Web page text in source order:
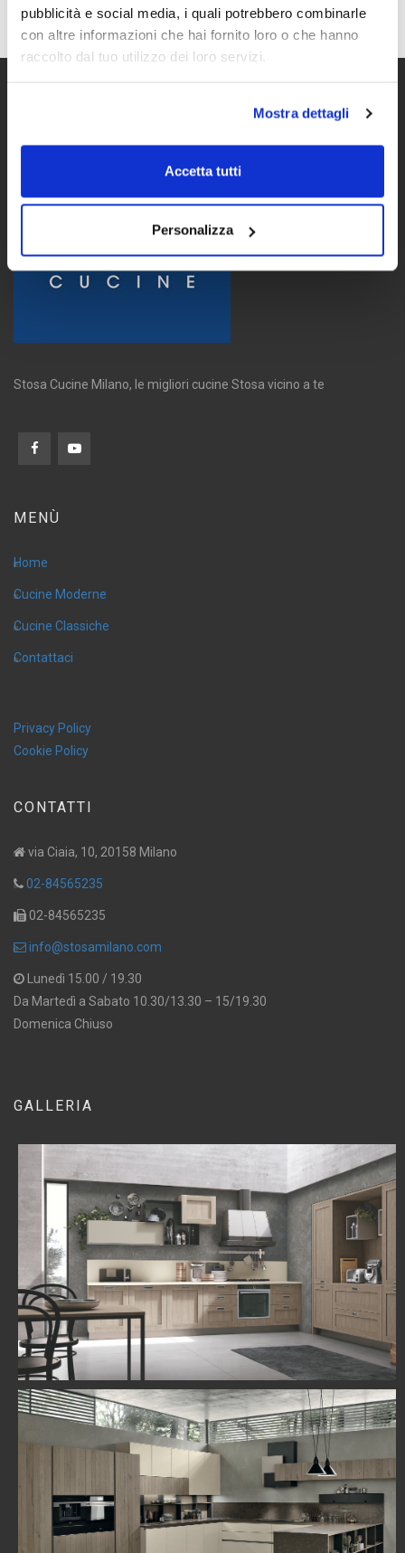
pubblicità e social media, i quali potrebbero combinarle
con altre informazioni che hai fornito loro o che hanno
raccolto dal tuo utilizzo dei loro servizi.
Mostra dettagli
Accetta tutti
Personalizza
esaurimento scorte presso i rivenditori aderenti.
Stosa Cucine Milano, le migliori cucine Stosa vicino a te
MENÙ
Home
Cucine Moderne
Cucine Classiche
Contattaci
Privacy Policy
Cookie Policy
CONTATTI
via Ciaia, 10, 20158 Milano
02-84565235
02-84565235
info@stosamilano.com
Lunedì 15.00 / 19.30
Da Martedì a Sabato 10.30/13.30 – 15/19.30
Domenica Chiuso
GALLERIA